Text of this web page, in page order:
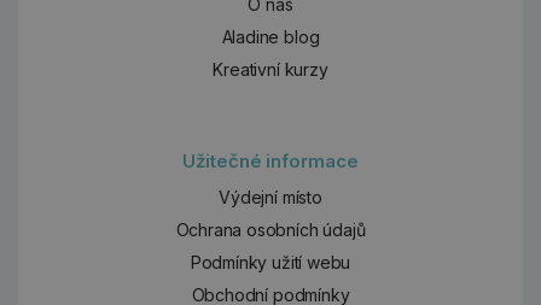
O nás
Aladine blog
Kreativní kurzy
Užitečné informace
Výdejní místo
Ochrana osobních údajů
Podmínky užití webu
Obchodní podmínky